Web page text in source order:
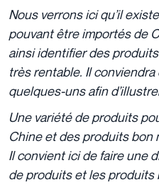
Nous verrons ici qu’il
pouvant être importés de
ainsi identifier des
très rentable. Il
quelques-uns afin
Une variété de produits
Chine et des produits bon
Il convient ici de faire une
de produits et les produits